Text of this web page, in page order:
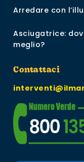
Arredare con
Asciugatrice:
meglio?
Contattaci